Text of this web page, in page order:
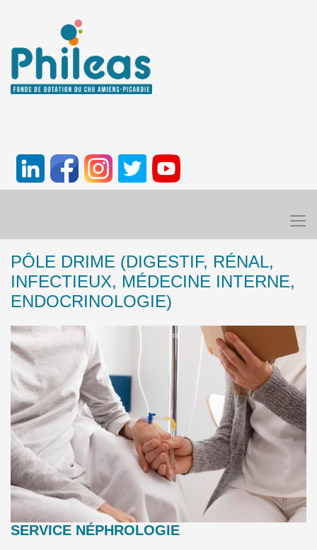
PÔLE DRIME (DIGESTIF, RÉNAL,
INFECTIEUX, MÉDECINE INTERNE,
ENDOCRINOLOGIE)
SERVICE NÉPHROLOGIE